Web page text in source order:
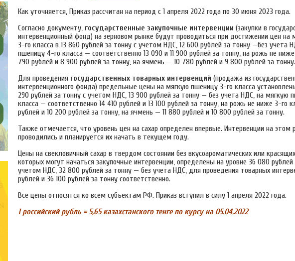
Как уточняется, Приказ рассчитан на период с 1 апреля 2022 года по 30 июня 2023 года.
Согласно документу, государственные закупочные интервенции (закупки в
интервенционный фонд) на зерновом рынке будут проводиться при достижении цен на
3-го класса в 13 860 рублей за тонну с учетом НДС, 12 600 рублей за тонну —без учета
пшеницу 4-го класса — соответственно 13 090 и 11 900 рублей за тонну, на рожь не
790 рублей и 8 900 рублей за тонну, на ячмень — 10 780 рублей и 9 800 рублей за тонну.
Для проведения государственных товарных интервенций (продажа из
интервенционного фонда) предельные цены на мягкую пшеницу 3-го класса
290 рублей за тонну с учетом НДС, 13 900 рублей за тонну — без учета НДС, на мягкую
класса — соответственно 14 410 рублей и 13 100 рублей за тонну, на рожь не ниже 3-го
рублей и 10 200 рублей за тонну, на ячмень — 11 880 рублей и 10 800 рублей за тонну.
Также отмечается, что уровень цен на сахар определен впервые. Интервенции на этом
проводились и планируется их начать в текущем году.
Цены на свекловичный сахар в твердом состоянии без вкусоароматических или
которых могут начаться закупочные интервенции, определены на уровне 36 080 рублей
учетом НДС, 32 800 рублей за тонну — без учета НДС, для проведения товарных
рублей и 36 100 рублей за тонну соответственно.
Все цены относятся ко всем субъектам РФ. Приказ вступил в силу 1 апреля 2022 года.
1 российский рубль = 5,65 казахстанского тенгепо курсу на 05.04.2022